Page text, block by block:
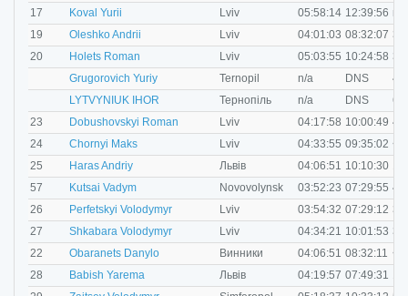
17
Koval Yurii Lviv 05:58:14 12:39:56 n/a
19
Oleshko Andrii Lviv 04:01:03 08:32:07
20
Holets Roman Lviv 05:03:55 10:24:58
Grugorovich Yuriy
Ternopil n/a DNS
LYTVYNIUK IHOR
Тернопіль n/a DNS
23
Dobushovskyi Roman Lviv 04:17:58 10:00:49
24
Chornyi Maks Lviv 04:33:55 09:35:02
25
Haras Andriy Львів 04:06:51 10:10:30
57
Kutsai Vadym Novovolynsk 03:52:23 07:29:55
26
Perfetskyi Volodymyr Lviv 03:54:32 07:29:12
27
Shkabara Volodymyr Lviv 04:34:21 10:01:53
22
Obaranets Danylo Винники 04:06:51 08:32:11
28
Babish Yarema Львів 04:19:57 07:49:31